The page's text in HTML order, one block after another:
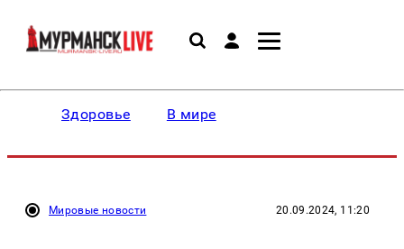
Здоровье В мире
Мировые новости 20.09.2024, 11:20